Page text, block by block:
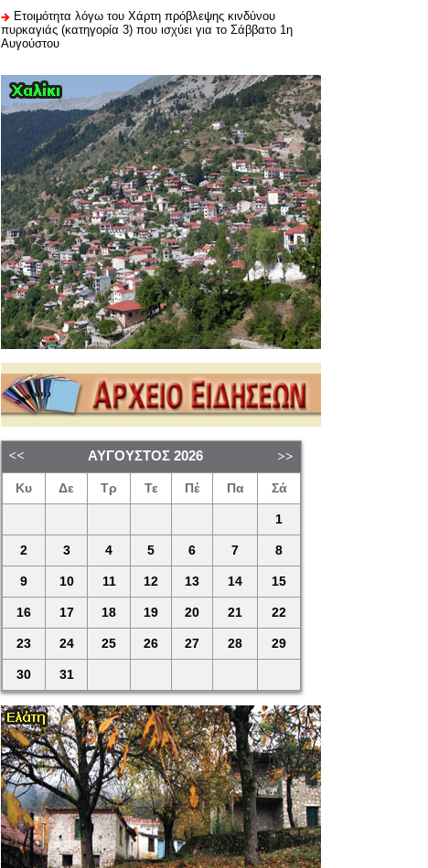
Ετοιμότητα λόγω του Χάρτη πρόβλεψης κινδύνου
πυρκαγιάς (κατηγορία 3) που ισχύει για το Σάββατο 1η
Αυγούστου
ΑΎΓΟΥΣΤΟΣ 2026
Κυ Δε Τρ Τε Πέ Πα Σά
1
2 3 4 5 6 7 8
9 10 11 12 13 14 15
16 17 18 19 20 21 22
23 24 25 26 27 28 29
30 31